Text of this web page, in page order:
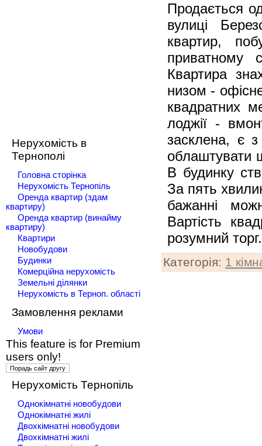
Нерухомість в
Тернополі
Головна сторінка
Нерухомість Тернопіль
Оренда квартир (здам
квартиру)
Оренда квартир (винайму
квартиру)
Квартири
Новобудови
Будинки
Комерційна нерухомість
Земельні ділянки
Нерухомість в Терноп. області
Замовлення реклами
Умови
This feature is for Premium
users only!
Нерухомість Тернопіль
Однокімнатні новобудови
Однокімнатні жилі
Двохкімнатні новобудови
Двохкімнатні жилі
Продається
вулиці
квартир,
приватному
Квартира
низом -
квадратних
лоджії -
засклена, є
облаштувати
В будинку
За пять
бажанні
Вартість
розумний
Категорія: 1